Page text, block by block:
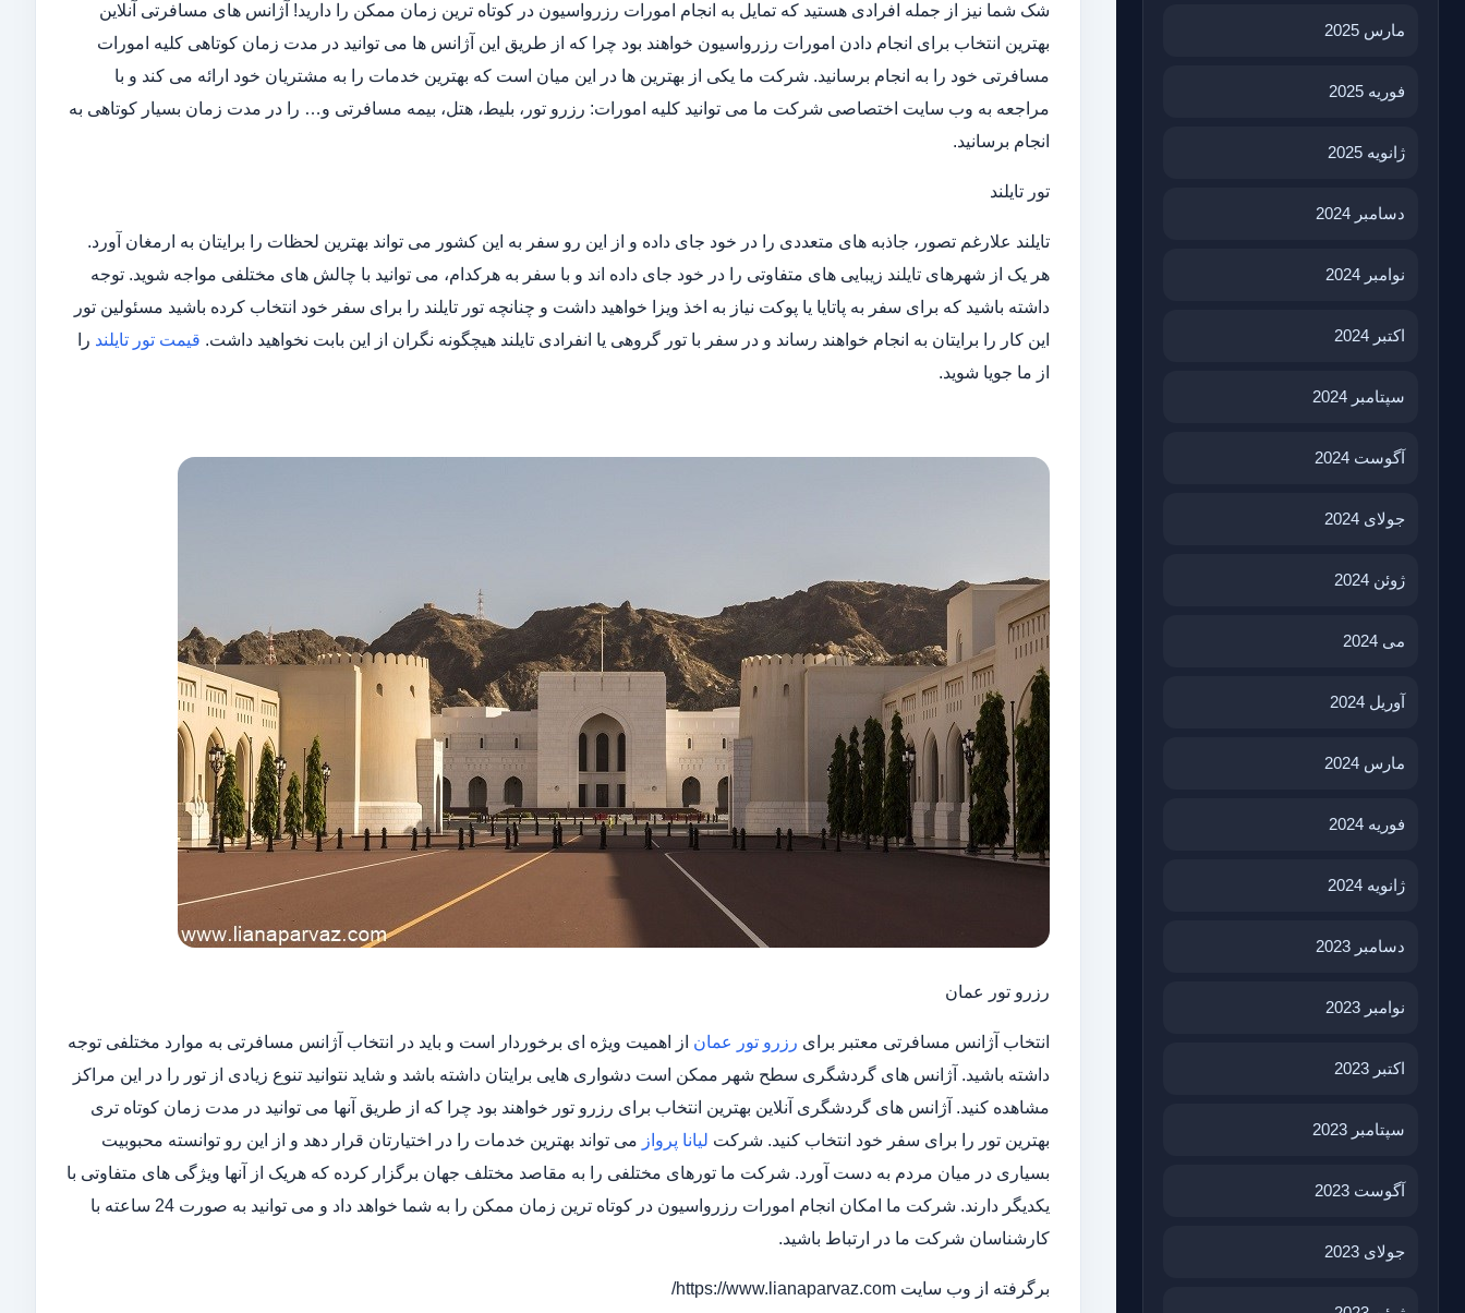
مارس 2025
فوریه 2025
ژانویه 2025
دسامبر 2024
نوامبر 2024
اکتبر 2024
سپتامبر 2024
آگوست 2024
جولای 2024
ژوئن 2024
می 2024
آوریل 2024
مارس 2024
فوریه 2024
ژانویه 2024
دسامبر 2023
نوامبر 2023
اکتبر 2023
سپتامبر 2023
آگوست 2023
جولای 2023
شک شما نیز از جمله افرادی هستید که تمایل به انجام امورات رزرواسیون در کوتاه ترین زمان ممکن را دارید! آژانس های مسافرتی آنلاین
بهترین انتخاب برای انجام دادن امورات رزرواسیون خواهند بود چرا که از طریق این آژانس ها می توانید در مدت زمان کوتاهی کلیه امورات
مسافرتی خود را به انجام برسانید. شرکت ما یکی از بهترین ها در این میان است که بهترین خدمات را به مشتریان خود ارائه می کند و با
مراجعه به وب سایت اختصاصی شرکت ما می توانید کلیه امورات: رزرو تور، بلیط، هتل، بیمه مسافرتی و… را در مدت زمان بسیار کوتاهی به
انجام برسانید.
تور تایلند
تایلند علارغم تصور، جاذبه های متعددی را در خود جای داده و از این رو سفر به این کشور می تواند بهترین لحظات را برایتان به ارمغان آورد.
هر یک از شهرهای تایلند زیبایی های متفاوتی را در خود جای داده اند و با سفر به هرکدام، می توانید با چالش های مختلفی مواجه شوید. توجه
داشته باشید که برای سفر به پاتایا یا پوکت نیاز به اخذ ویزا خواهید داشت و چنانچه تور تایلند را برای سفر خود انتخاب کرده باشید مسئولین تور
این کار را برایتان به انجام خواهند رساند و در سفر با تور گروهی یا انفرادی تایلند هیچگونه نگران از این بابت نخواهید داشت. قیمت تور تایلند را
از ما جویا شوید.
رزرو تور عمان
انتخاب آژانس مسافرتی معتبر برای رزرو تور عمان از اهمیت ویژه ای برخوردار است و باید در انتخاب آژانس مسافرتی به موارد مختلفی توجه
داشته باشید. آژانس های گردشگری سطح شهر ممکن است دشواری هایی برایتان داشته باشد و شاید نتوانید تنوع زیادی از تور را در این مراکز
مشاهده کنید. آژانس های گردشگری آنلاین بهترین انتخاب برای رزرو تور خواهند بود چرا که از طریق آنها می توانید در مدت زمان کوتاه تری
بهترین تور را برای سفر خود انتخاب کنید. شرکت لیانا پرواز می تواند بهترین خدمات را در اختیارتان قرار دهد و از این رو توانسته محبوبیت
بسیاری در میان مردم به دست آورد. شرکت ما تورهای مختلفی را به مقاصد مختلف جهان برگزار کرده که هریک از آنها ویژگی های متفاوتی با
یکدیگر دارند. شرکت ما امکان انجام امورات رزرواسیون در کوتاه ترین زمان ممکن را به شما خواهد داد و می توانید به صورت 24 ساعته با
کارشناسان شرکت ما در ارتباط باشید.
برگرفته از وب سایت https://www.lianaparvaz.com/